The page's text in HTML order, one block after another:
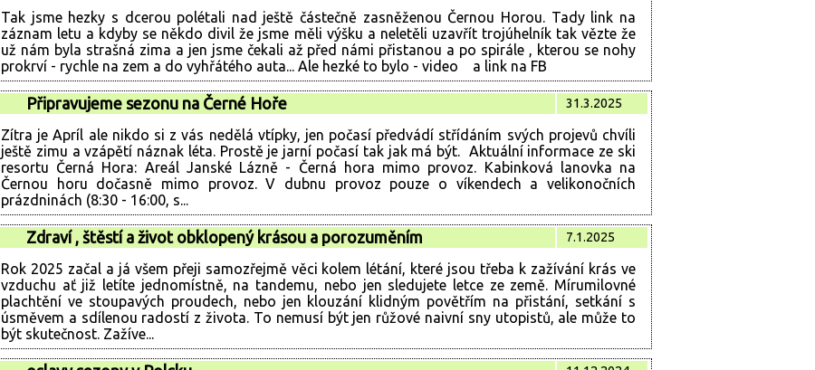
Tak jsme hezky s dcerou polétali nad ještě částečně zasněženou Černou Horou. Tady link na
záznam letu a kdyby se někdo divil že jsme měli výšku a neletěli uzavřít trojúhelník tak vězte že
už nám byla strašná zima a jen jsme čekali až před námi přistanou a po spirále , kterou se nohy
prokrví - rychle na zem a do vyhřátého auta... Ale hezké to bylo - video a link na FB
Připravujeme sezonu na Černé Hoře 31.3.2025
Zítra je Apríl ale nikdo si z vás nedělá vtípky, jen počasí předvádí střídáním svých projevů chvíli
ještě zimu a vzápětí náznak léta. Prostě je jarní počasí tak jak má být. Aktuální informace ze ski
resortu Černá Hora: Areál Janské Lázně - Černá hora mimo provoz. Kabinková lanovka na
Černou horu dočasně mimo provoz. V dubnu provoz pouze o víkendech a velikonočních
prázdninách (8:30 - 16:00, s...
Zdraví , štěstí a život obklopený krásou a porozuměním 7.1.2025
Rok 2025 začal a já všem přeji samozřejmě věci kolem létání, které jsou třeba k zažívání krás ve
vzduchu ať již letíte jednomístně, na tandemu, nebo jen sledujete letce ze země. Mírumilovné
plachtění ve stoupavých proudech, nebo jen klouzání klidným povětřím na přistání, setkání s
úsměvem a sdílenou radostí z života. To nemusí být jen růžové naivní sny utopistů, ale může to
být skutečnost. Zažíve...